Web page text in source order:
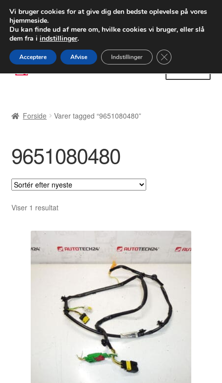
LEVERING fra 55 kr.
FEDEX verdensomspændende forsendelse
80 82 72 02
Spring
til
Spring
til
Betalinger
Kasse
Klage
Klageprocedure
Kontakte
Forside Varer tagged “9651080480”
9651080480
Viser 1 resultat
Vi bruger cookies for at give dig den bedste oplevelse på vores
hjemmeside.
Du kan finde ud af mere om, hvilke cookies vi bruger, eller slå
dem fra i indstillinger.
Acceptere Afvise Indstillinger Close GDPR